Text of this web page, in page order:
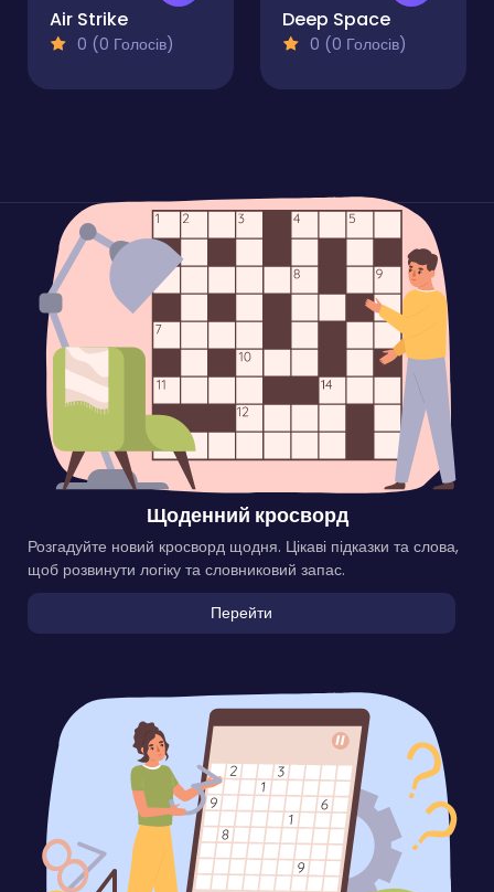
Air Strike
0 (0 Голосів)
Deep Space
0 (0 Голосів)
Щоденний кросворд
Розгадуйте новий кросворд щодня. Цікаві підказки та слова,
щоб розвинути логіку та словниковий запас.
Перейти